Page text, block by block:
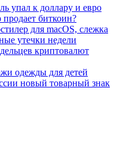
упал к доллару и евро
биткоин?
для macOS, слежка
утечки недели
криптовалют
одежды для детей
новый товарный знак